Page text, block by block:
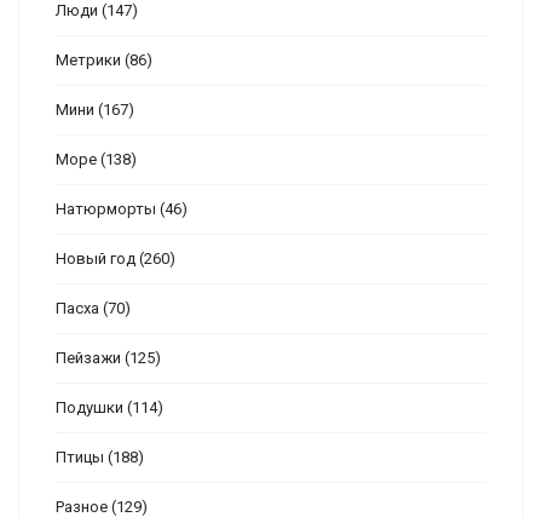
Люди (147)
Метрики (86)
Мини (167)
Море (138)
Натюрморты (46)
Новый год (260)
Пасха (70)
Пейзажи (125)
Подушки (114)
Птицы (188)
Разное (129)